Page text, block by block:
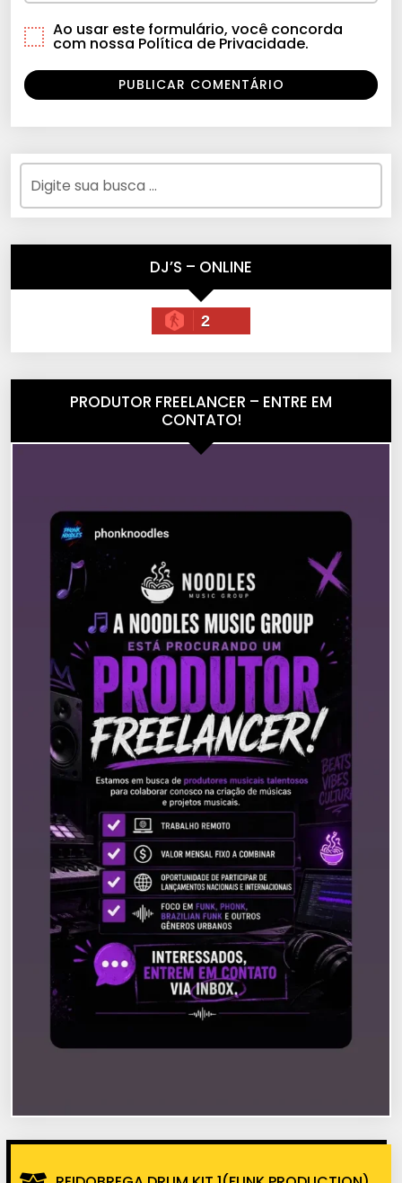
Ao usar este formulário, você concorda
com nossa Política de Privacidade.
DJ’S – ONLINE
2
PRODUTOR FREELANCER – ENTRE EM
CONTATO!